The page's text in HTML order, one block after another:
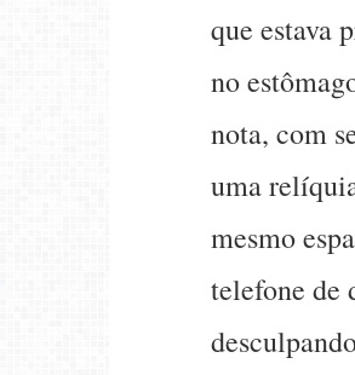
que estava
no
nota, com
uma
mesmo
telefone de